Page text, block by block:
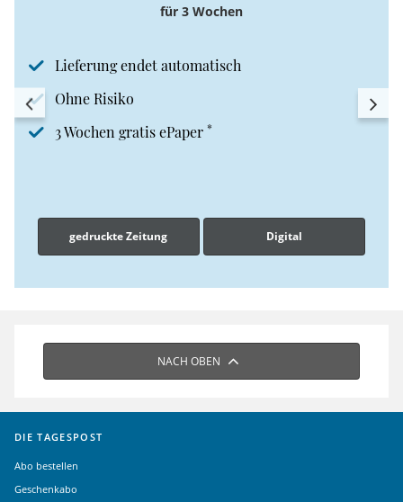
für 3 Wochen
Lieferung endet automatisch
Ohne Risiko
3 Wochen gratis ePaper *
gedruckte Zeitung Digital
NACH OBEN
DIE TAGESPOST
Abo bestellen
Geschenkabo